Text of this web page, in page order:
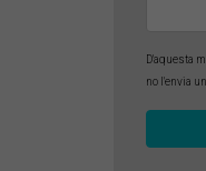
D'aquesta
no l'envia